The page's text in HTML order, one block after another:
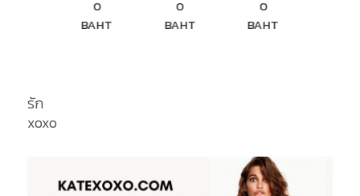
0
BAHT
0
BAHT
0
BAHT
รัก
xoxo